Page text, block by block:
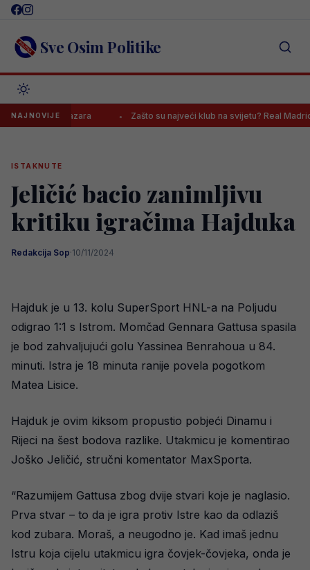
Skip
content Sve Osim Politike
NAJNOVIJE
Pazara Zašto su najveći klub na svijetu? Real Madrid
ISTAKNUTE
Jeličić bacio zanimljivu
kritiku igračima Hajduka
Redakcija Sop·10/11/2024
Hajduk je u 13. kolu SuperSport HNL-a na Poljudu
odigrao 1:1 s Istrom. Momčad Gennara Gattusa spasila
je bod zahvaljujući golu Yassinea Benrahoua u 84.
minuti. Istra je 18 minuta ranije povela pogotkom
Matea Lisice.
Hajduk je ovim kiksom propustio pobjeći Dinamu i
Rijeci na šest bodova razlike. Utakmicu je komentirao
Joško Jeličić, stručni komentator MaxSporta.
“Razumijem Gattusa zbog dvije stvari koje je naglasio.
Prva stvar – to da je igra protiv Istre kao da odlaziš
kod zubara. Moraš, a neugodno je. Kad imaš jednu
Istru koja cijelu utakmicu igra čovjek-čovjeka, onda je